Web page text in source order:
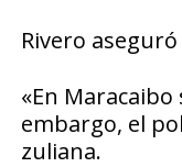
Rivero
«En
embargo, el
zuliana.